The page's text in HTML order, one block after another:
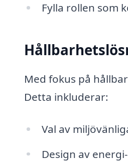
Fylla rollen som
Med fokus på
Detta inkluderar:
Val av
Design av